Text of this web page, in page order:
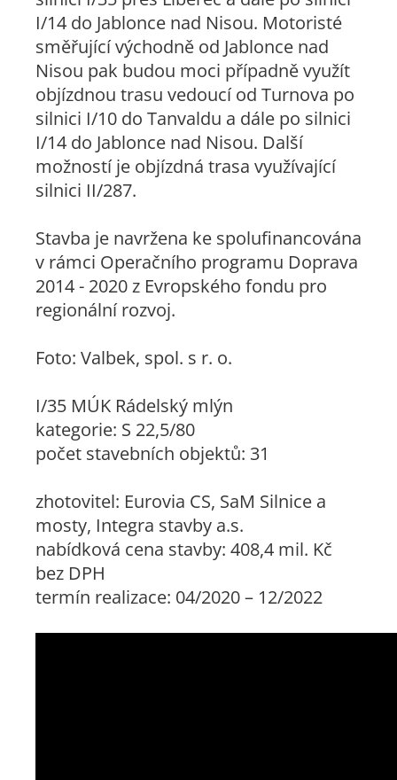
I/14 do Jablonce nad Nisou. Motoristé
směřující východně od Jablonce nad
Nisou pak budou moci případně využít
objízdnou trasu vedoucí od Turnova po
silnici I/10 do Tanvaldu a dále po silnici
I/14 do Jablonce nad Nisou. Další
možností je objízdná trasa využívající
silnici II/287.
Stavba je navržena ke spolufinancována
v rámci Operačního programu Doprava
2014 - 2020 z Evropského fondu pro
regionální rozvoj.
Foto: Valbek, spol. s r. o.
I/35 MÚK Rádelský mlýn
kategorie: S 22,5/80
počet stavebních objektů: 31
zhotovitel: Eurovia CS, SaM Silnice a
mosty, Integra stavby a.s.
nabídková cena stavby: 408,4 mil. Kč
bez DPH
termín realizace: 04/2020 – 12/2022